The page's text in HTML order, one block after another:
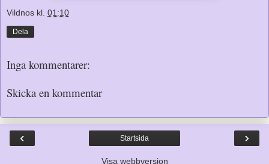
Vildnos kl. 01:10
Dela
Inga kommentarer:
Skicka en kommentar
‹ ›
Startsida
Visa webbversion